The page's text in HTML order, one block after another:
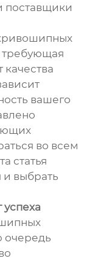
требующая
качества
вашего
во всем
статья
и выбрать
успеха
очередь